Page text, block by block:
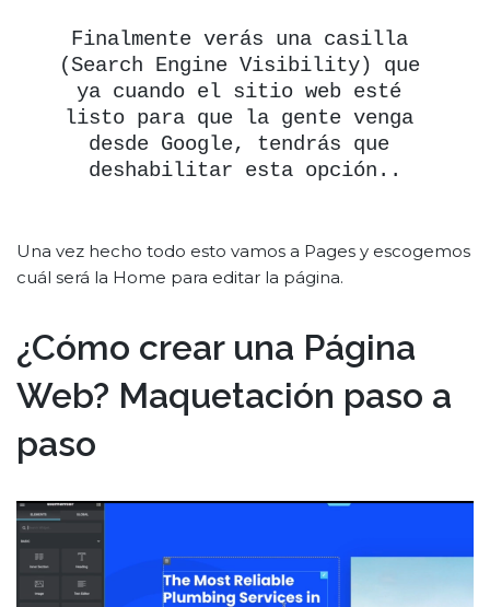
Finalmente verás una casilla
(Search Engine Visibility) que
ya cuando el sitio web esté
listo para que la gente venga
desde Google, tendrás que
deshabilitar esta opción..
Una vez hecho todo esto vamos a Pages y escogemos
cuál será la Home para editar la página.
¿Cómo crear una Página
Web? Maquetación paso a
paso